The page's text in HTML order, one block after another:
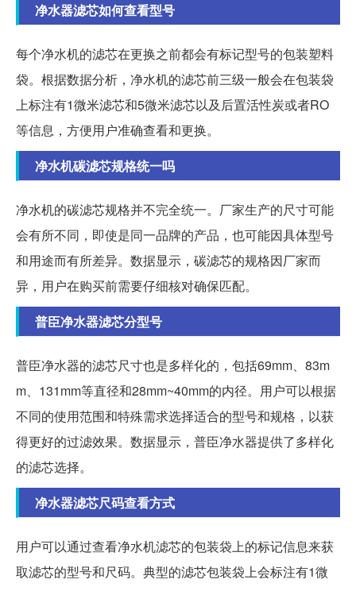
净水器滤芯如何查看型号
每个净水机的滤芯在更换之前都会有标记型号的包装塑料
袋。根据数据分析，净水机的滤芯前三级一般会在包装袋
上标注有1微米滤芯和5微米滤芯以及后置活性炭或者RO
等信息，方便用户准确查看和更换。
净水机碳滤芯规格统一吗
净水机的碳滤芯规格并不完全统一。厂家生产的尺寸可能
会有所不同，即使是同一品牌的产品，也可能因具体型号
和用途而有所差异。数据显示，碳滤芯的规格因厂家而
异，用户在购买前需要仔细核对确保匹配。
普臣净水器滤芯分型号
普臣净水器的滤芯尺寸也是多样化的，包括69mm、83m
m、131mm等直径和28mm~40mm的内径。用户可以根据
不同的使用范围和特殊需求选择适合的型号和规格，以获
得更好的过滤效果。数据显示，普臣净水器提供了多样化
的滤芯选择。
净水器滤芯尺码查看方式
用户可以通过查看净水机滤芯的包装袋上的标记信息来获
取滤芯的型号和尺码。典型的滤芯包装袋上会标注有1微